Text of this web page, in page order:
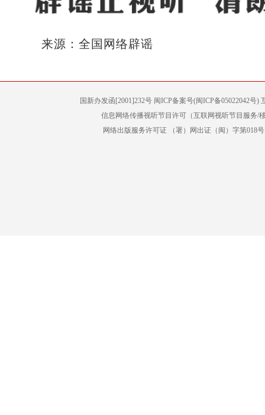
来源：全国网络辟谣
国新办发函[2001]232号 闽ICP备案号(闽ICP备05022042号
信息网络传播视听节目许可（互联网视听节目服务/
网络出版服务许可证 （署）网出证（闽）字第018